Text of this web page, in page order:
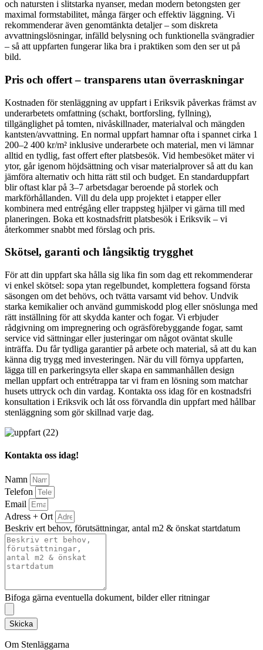
och natursten i slitstarka nyanser, medan modern betongsten ger
maximal formstabilitet, många färger och effektiv läggning. Vi
rekommenderar även genomtänkta detaljer – som diskreta
avvattningslösningar, infälld belysning och funktionella svängradier
– så att uppfarten fungerar lika bra i praktiken som den ser ut på
bild.
Pris och offert – transparens utan överraskningar
Kostnaden för stenläggning av uppfart i Eriksvik påverkas främst av
underarbetets omfattning (schakt, bortforsling, fyllning),
tillgänglighet på tomten, nivåskillnader, materialval och mängden
kantsten/avvattning. En normal uppfart hamnar ofta i spannet cirka 1
200–2 400 kr/m² inklusive underarbete och material, men vi lämnar
alltid en tydlig, fast offert efter platsbesök. Vid hembesöket mäter vi
ytor, går igenom höjdsättning och visar materialprover så att du kan
jämföra alternativ och hitta rätt stil och budget. En standarduppfart
blir oftast klar på 3–7 arbetsdagar beroende på storlek och
markförhållanden. Vill du dela upp projektet i etapper eller
kombinera med entrégång eller trappsteg hjälper vi gärna till med
planeringen. Boka ett kostnadsfritt platsbesök i Eriksvik – vi
återkommer snabbt med förslag och pris.
Skötsel, garanti och långsiktig trygghet
För att din uppfart ska hålla sig lika fin som dag ett rekommenderar
vi enkel skötsel: sopa ytan regelbundet, komplettera fogsand första
säsongen om det behövs, och tvätta varsamt vid behov. Undvik
starka kemikalier och använd gummiskodd plog eller snöslunga med
rätt inställning för att skydda kanter och fogar. Vi erbjuder
rådgivning om impregnering och ogräsförebyggande fogar, samt
service vid sättningar eller justeringar om något oväntat skulle
inträffa. Du får tydliga garantier på arbete och material, så att du kan
känna dig trygg med investeringen. När du vill förnya uppfarten,
lägga till en parkeringsyta eller skapa en sammanhållen design
mellan uppfart och entrétrappa tar vi fram en lösning som matchar
husets uttryck och din vardag. Kontakta oss idag för en kostnadsfri
konsultation i Eriksvik och låt oss förvandla din uppfart med hållbar
stenläggning som gör skillnad varje dag.
Kontakta oss idag!
Namn
Telefon
Email
Adress + Ort
Beskriv ert behov, förutsättningar, antal m2 & önskat startdatum
Bifoga gärna eventuella dokument, bilder eller ritningar
Skicka
Om Stenläggarna